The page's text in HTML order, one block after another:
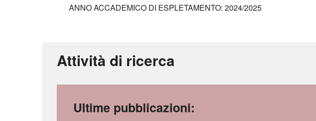
ANNO ACCADEMICO DI ESPLETAMENTO: 2024/2025
Attività di ricerca
Ultime pubblicazioni: